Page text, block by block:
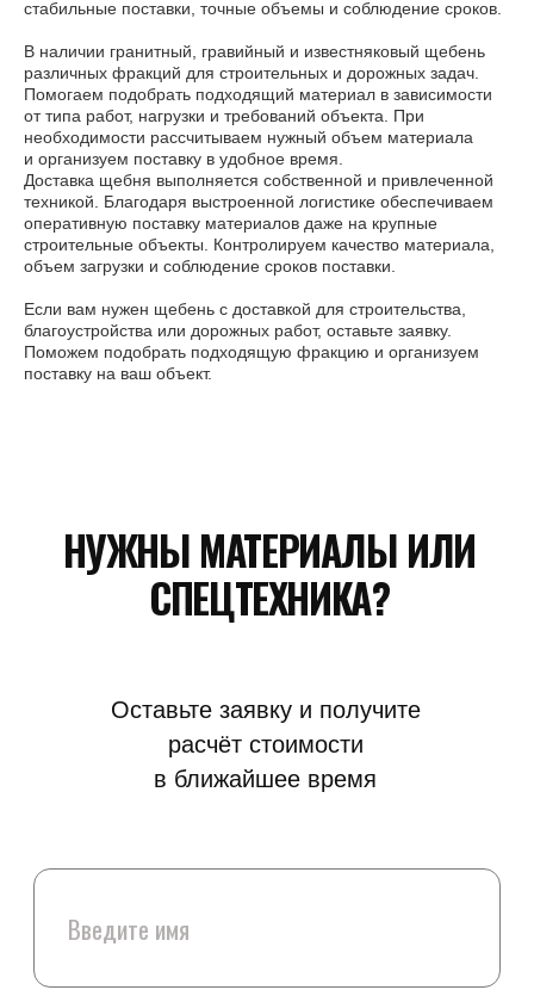
стабильные поставки, точные объемы и соблюдение сроков.
В наличии гранитный, гравийный и известняковый щебень
различных фракций для строительных и дорожных задач.
Помогаем подобрать подходящий материал в зависимости
от типа работ, нагрузки и требований объекта. При
необходимости рассчитываем нужный объем материала
и организуем поставку в удобное время.
Доставка щебня выполняется собственной и привлеченной
техникой. Благодаря выстроенной логистике обеспечиваем
оперативную поставку материалов даже на крупные
строительные объекты. Контролируем качество материала,
объем загрузки и соблюдение сроков поставки.
Если вам нужен щебень с доставкой для строительства,
благоустройства или дорожных работ, оставьте заявку.
Поможем подобрать подходящую фракцию и организуем
поставку на ваш объект.
О компании
© ВСЕ ПРАВА ЗАЩИЩЕНЫ 2026 г.
Политика конфиденциальности
Преимущества
Частые вопросы